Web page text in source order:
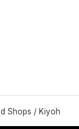
Shops / Kiyoh